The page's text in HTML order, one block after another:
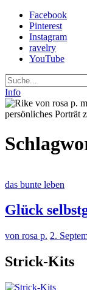
Facebook
Pinterest
Instagram
ravelry
YouTube
Suche
Info
das bunte leben
Glück
von rosa p. 2.
Strick-Kits